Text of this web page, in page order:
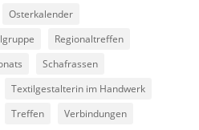
Osterkalender
Regionaltreffen
Schafrassen
Textilgestalterin im Handwerk
Treffen
Verbindungen